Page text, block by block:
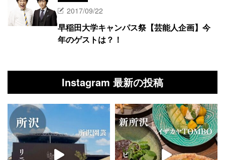
2017/09/22
早稲田大学キャンパス祭【芸能人企画】今
年のゲストは？！
Instagram 最新の投稿